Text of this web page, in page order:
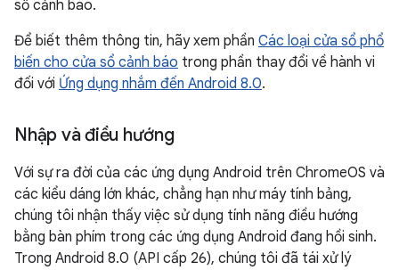
sổ cảnh báo.
Để biết thêm thông tin, hãy xem phần Các loại cửa sổ phổ
biến cho cửa sổ cảnh báo trong phần thay đổi về hành vi
đối với Ứng dụng nhắm đến Android 8.0.
Nhập và điều hướng
Với sự ra đời của các ứng dụng Android trên ChromeOS và
các kiểu dáng lớn khác, chẳng hạn như máy tính bảng,
chúng tôi nhận thấy việc sử dụng tính năng điều hướng
bằng bàn phím trong các ứng dụng Android đang hồi sinh.
Trong Android 8.0 (API cấp 26), chúng tôi đã tái xử lý